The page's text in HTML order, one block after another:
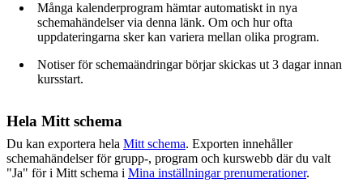
Många kalenderprogram hämtar automatiskt in nya
schemahändelser via denna länk. Om och hur ofta
uppdateringarna sker kan variera mellan olika program.
Notiser för schemaändringar börjar skickas ut 3 dagar innan
kursstart.
Hela Mitt schema
Du kan exportera hela Mitt schema. Exporten innehåller
schemahändelser för grupp-, program och kurswebb där du valt
"Ja" för i Mitt schema i Mina inställningar prenumerationer.